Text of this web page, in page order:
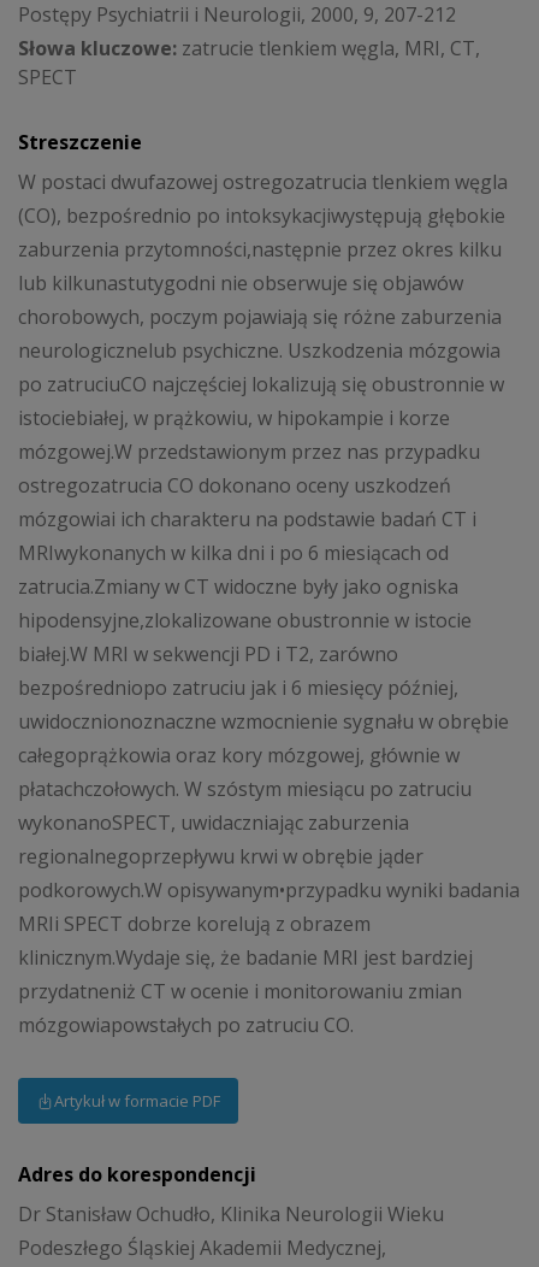
Postępy Psychiatrii i Neurologii, 2000, 9, 207-212
Słowa kluczowe: zatrucie tlenkiem węgla, MRI, CT,
SPECT
Streszczenie
W postaci dwufazowej ostregozatrucia tlenkiem węgla
(CO), bezpośrednio po intoksykacjiwystępują głębokie
zaburzenia przytomności,następnie przez okres kilku
lub kilkunastutygodni nie obserwuje się objawów
chorobowych, poczym pojawiają się różne zaburzenia
neurologicznelub psychiczne. Uszkodzenia mózgowia
po zatruciuCO najczęściej lokalizują się obustronnie w
istociebiałej, w prążkowiu, w hipokampie i korze
mózgowej.W przedstawionym przez nas przypadku
ostregozatrucia CO dokonano oceny uszkodzeń
mózgowiai ich charakteru na podstawie badań CT i
MRIwykonanych w kilka dni i po 6 miesiącach od
zatrucia.Zmiany w CT widoczne były jako ogniska
hipodensyjne,zlokalizowane obustronnie w istocie
białej.W MRI w sekwencji PD i T2, zarówno
bezpośredniopo zatruciu jak i 6 miesięcy później,
uwidocznionoznaczne wzmocnienie sygnału w obrębie
całegoprążkowia oraz kory mózgowej, głównie w
płatachczołowych. W szóstym miesiącu po zatruciu
wykonanoSPECT, uwidaczniając zaburzenia
regionalnegoprzepływu krwi w obrębie jąder
podkorowych.W opisywanym•przypadku wyniki badania
MRIi SPECT dobrze korelują z obrazem
klinicznym.Wydaje się, że badanie MRI jest bardziej
przydatneniż CT w ocenie i monitorowaniu zmian
mózgowiapowstałych po zatruciu CO.
Artykuł w formacie PDF
Adres do korespondencji
Dr Stanisław Ochudło, Klinika Neurologii Wieku
Podeszłego Śląskiej Akademii Medycznej,